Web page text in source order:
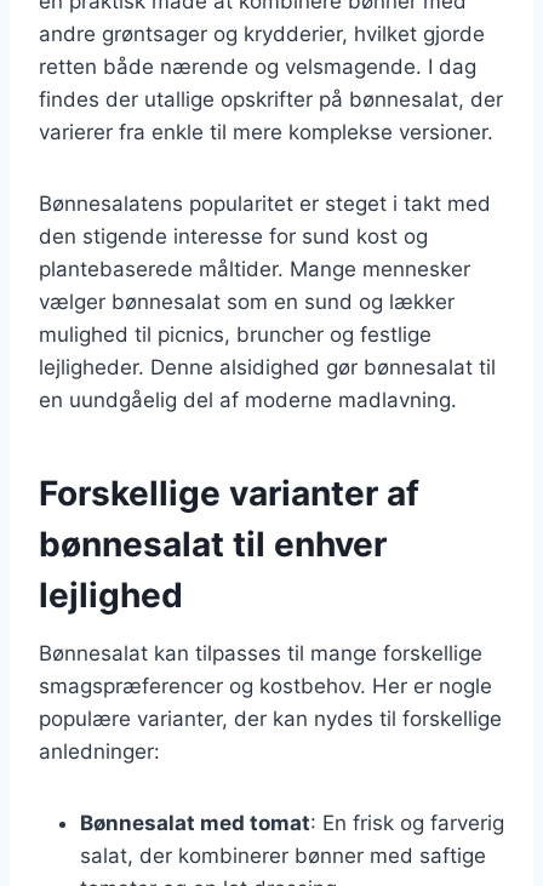
andre grøntsager og krydderier, hvilket gjorde
retten både nærende og velsmagende. I dag
findes der utallige opskrifter på bønnesalat, der
varierer fra enkle til mere komplekse versioner.
Bønnesalatens popularitet er steget i takt med
den stigende interesse for sund kost og
plantebaserede måltider. Mange mennesker
vælger bønnesalat som en sund og lækker
mulighed til picnics, bruncher og festlige
lejligheder. Denne alsidighed gør bønnesalat til
en uundgåelig del af moderne madlavning.
Forskellige varianter af
bønnesalat til enhver
lejlighed
Bønnesalat kan tilpasses til mange forskellige
smagspræferencer og kostbehov. Her er nogle
populære varianter, der kan nydes til forskellige
anledninger:
Bønnesalat med tomat: En frisk og farverig
salat, der kombinerer bønner med saftige